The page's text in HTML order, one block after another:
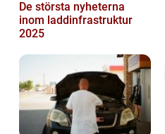
De största nyheterna
inom laddinfrastruktur
2025